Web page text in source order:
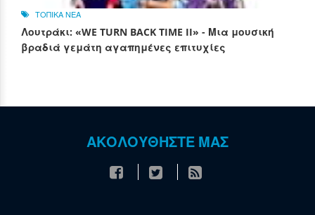
ΤΟΠΙΚΑ ΝΕΑ
Λουτράκι: «WE TURN BACK TIME II» - Μια μουσική
βραδιά γεμάτη αγαπημένες επιτυχίες
ΑΚΟΛΟΥΘΗΣΤΕ ΜΑΣ